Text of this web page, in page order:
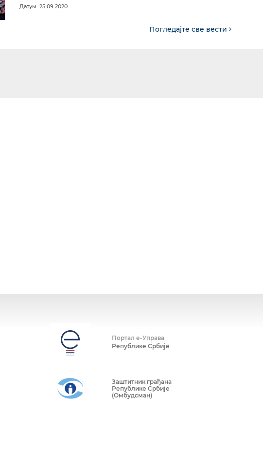
Датум: 25.09.2020
Погледајте све вести
Портал е-Управа
Републике Србије
Заштитник грађана
Републике Србије
(Омбудсман)